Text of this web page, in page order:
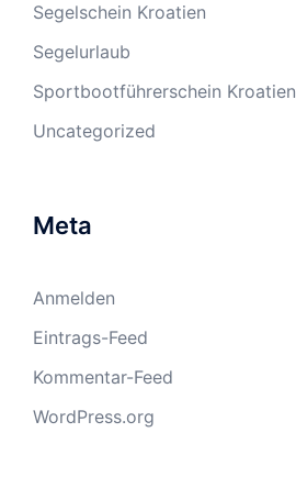
Segelschein Kroatien
Segelurlaub
Sportbootführerschein Kroatien
Uncategorized
Meta
Anmelden
Eintrags-Feed
Kommentar-Feed
WordPress.org